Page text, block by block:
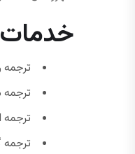
خدمات
ترجمه
ترجمه
ترجمه